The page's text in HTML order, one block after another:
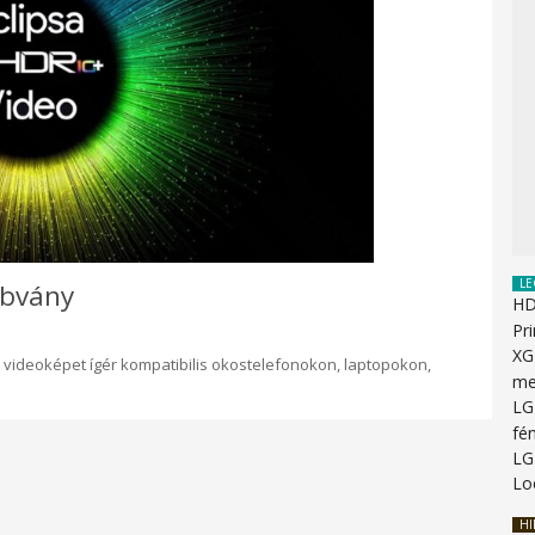
videoképet ígér kompatibilis okostelefonokon, laptopokon,